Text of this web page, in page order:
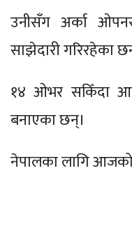
उनीसँग अर्का
साझेदारी गरिरहेका
१४ ओभर सकिँदा
बनाएका छन्।
नेपालका लागि